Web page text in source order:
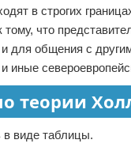
в строгих
что
общения с
теории
виде таблицы.